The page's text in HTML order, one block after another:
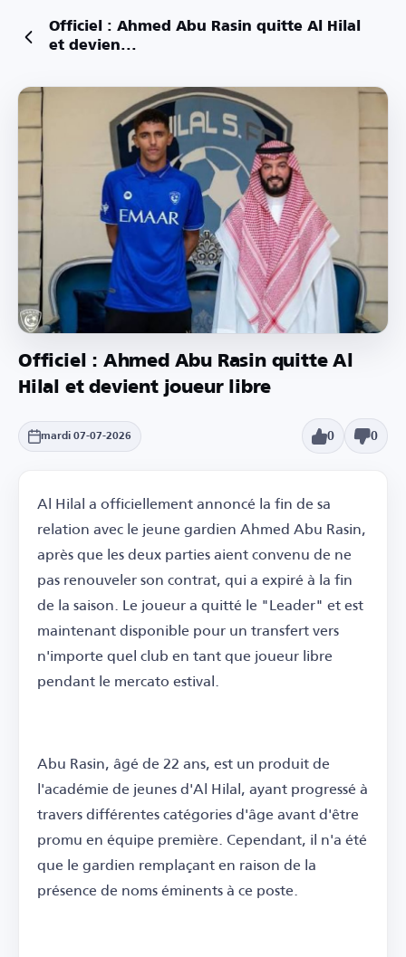
Officiel : Ahmed Abu Rasin quitte Al Hilal
et devien...
Officiel : Ahmed Abu Rasin quitte Al
Hilal et devient joueur libre
mardi 07-07-2026 0 0
Al Hilal a officiellement annoncé la fin de sa
relation avec le jeune gardien Ahmed Abu Rasin,
après que les deux parties aient convenu de ne
pas renouveler son contrat, qui a expiré à la fin
de la saison. Le joueur a quitté le "Leader" et est
maintenant disponible pour un transfert vers
n'importe quel club en tant que joueur libre
pendant le mercato estival.
Abu Rasin, âgé de 22 ans, est un produit de
l'académie de jeunes d'Al Hilal, ayant progressé à
travers différentes catégories d'âge avant d'être
promu en équipe première. Cependant, il n'a été
que le gardien remplaçant en raison de la
présence de noms éminents à ce poste.